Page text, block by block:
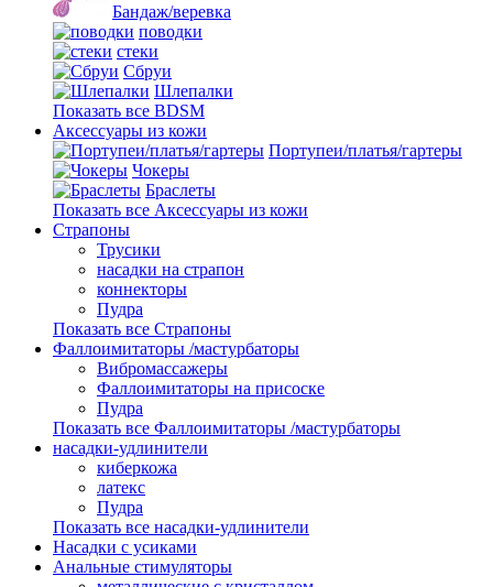
Бандаж/веревка
поводки
стеки
Сбруи
Шлепалки
Показать все BDSM
Аксессуары из кожи
Портупеи/платья/гартеры
Чокеры
Браслеты
Показать все Аксессуары из кожи
Страпоны
Трусики
насадки на страпон
коннекторы
Пудра
Показать все Страпоны
Фаллоимитаторы /мастурбаторы
Вибромассажеры
Фаллоимитаторы на присоске
Пудра
Показать все Фаллоимитаторы /мастурбаторы
насадки-удлинители
киберкожа
латекс
Пудра
Показать все насадки-удлинители
Насадки с усиками
Анальные стимуляторы